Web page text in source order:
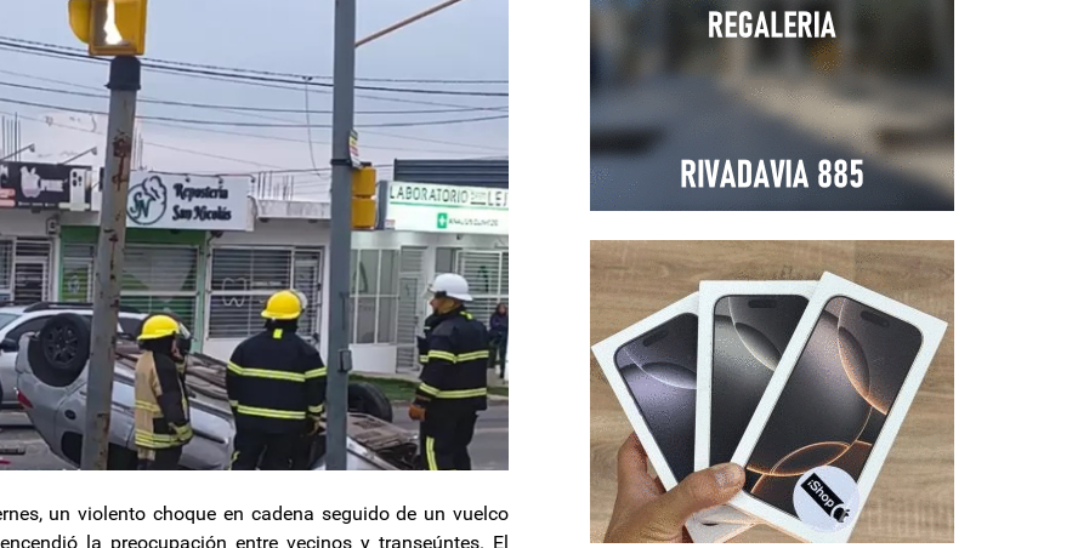
un violento choque en cadena seguido de un vuelco
la preocupación entre vecinos y transeúntes. El